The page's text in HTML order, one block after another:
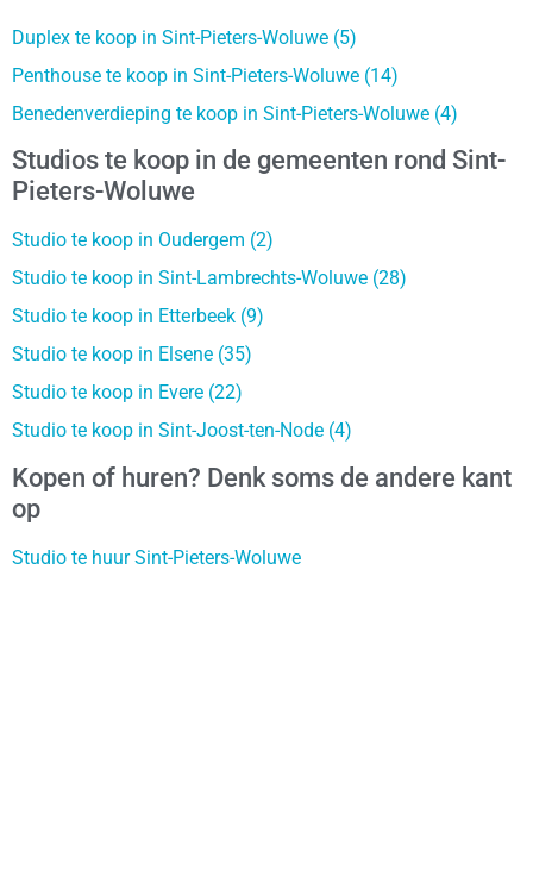
Duplex te koop in Sint-Pieters-Woluwe (5)
Penthouse te koop in Sint-Pieters-Woluwe (14)
Benedenverdieping te koop in Sint-Pieters-Woluwe (4)
Studios te koop in de gemeenten rond Sint-
Pieters-Woluwe
Studio te koop in Oudergem (2)
Studio te koop in Sint-Lambrechts-Woluwe (28)
Studio te koop in Etterbeek (9)
Studio te koop in Elsene (35)
Studio te koop in Evere (22)
Studio te koop in Sint-Joost-ten-Node (4)
Kopen of huren? Denk soms de andere kant
op
Studio te huur Sint-Pieters-Woluwe